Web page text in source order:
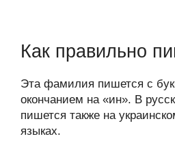
Как правильно
Эта фамилия пишется с
окончанием на «ин». В
пишется также на
языках.